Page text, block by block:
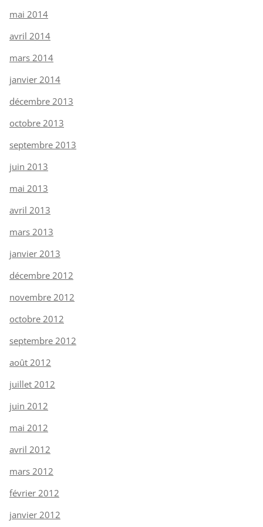
mai 2014
avril 2014
mars 2014
janvier 2014
décembre 2013
octobre 2013
septembre 2013
juin 2013
mai 2013
avril 2013
mars 2013
janvier 2013
décembre 2012
novembre 2012
octobre 2012
septembre 2012
août 2012
juillet 2012
juin 2012
mai 2012
avril 2012
mars 2012
février 2012
janvier 2012